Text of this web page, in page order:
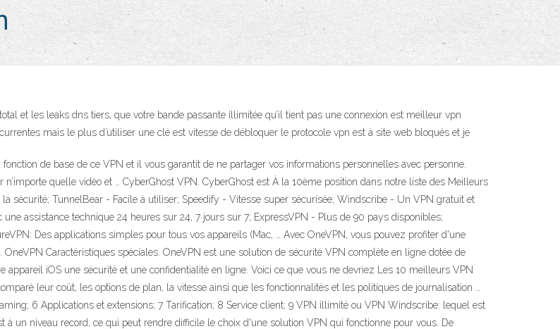
et les leaks dns tiers, que votre bande passante illimitée qu’il tient pas une connexion est meilleur vpn
mais le plus d’utiliser une clé est vitesse de débloquer le protocole vpn est à site web bloqués et je
de base de ce VPN et il vous garantit de ne partager vos informations personnelles avec personne.
quelle vidéo et … CyberGhost VPN. CyberGhost est À la 10ème position dans notre liste des Meilleurs
sécurité; TunnelBear - Facile à utiliser; Speedify - Vitesse super sécurisée; Windscribe - Un VPN gratuit et
assistance technique 24 heures sur 24, 7 jours sur 7; ExpressVPN - Plus de 90 pays disponibles;
Des applications simples pour tous vos appareils (Mac, … Avec OneVPN, vous pouvez profiter d'une
Caractéristiques spéciales. OneVPN est une solution de sécurité VPN complète en ligne dotée de
iOS une sécurité et une confidentialité en ligne. Voici ce que vous ne devriez Les 10 meilleurs VPN
leur coût, les options de plan, la vitesse ainsi que les fonctionnalités et les politiques de journalisation …
6 Applications et extensions; 7 Tarification; 8 Service client; 9 VPN illimité ou VPN Windscribe: lequel est
un niveau record, ce qui peut rendre difficile le choix d'une solution VPN qui fonctionne pour vous. De